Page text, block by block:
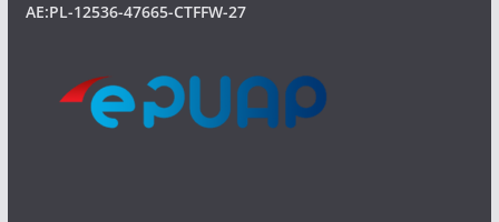
AE:PL-12536-47665-CTFFW-27